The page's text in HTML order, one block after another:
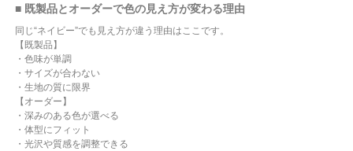
■ 既製品とオーダーで色の見え方が変わる理由
同じ“ネイビー”でも見え方が違う理由はここです。
【既製品】
・色味が単調
・サイズが合わない
・生地の質に限界
【オーダー】
・深みのある色が選べる
・体型にフィット
・光沢や質感を調整できる